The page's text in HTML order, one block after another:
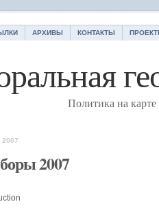
АРХИВЫ КОНТАКТЫ
Политика на карте
2007